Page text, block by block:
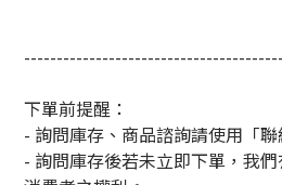
下單前提醒：
- 詢問庫存、商品諮詢請使用「
- 詢問庫存後若未立即下單，我